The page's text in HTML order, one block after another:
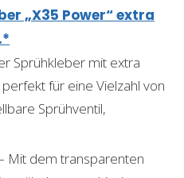
„X35 Power“ extra
Sprühkleber mit extra
für eine Vielzahl von
Sprühventil,
Mit dem transparenten